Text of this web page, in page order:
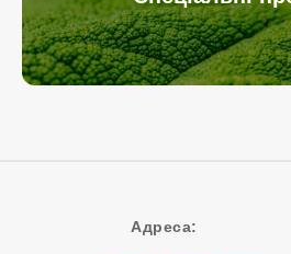
Адреса: